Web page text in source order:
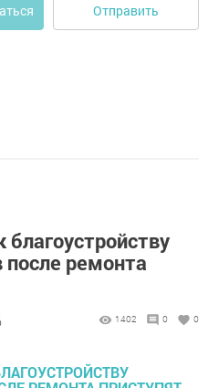
Отправить
ремонта
1402 0 0